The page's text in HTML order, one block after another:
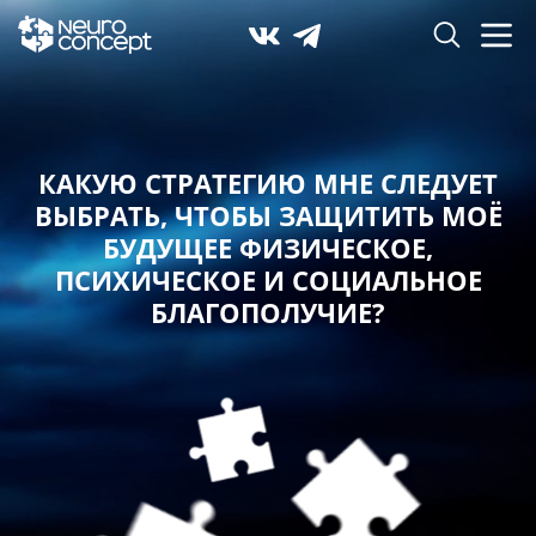
КАКУЮ СТРАТЕГИЮ МНЕ СЛЕДУЕТ
ВЫБРАТЬ,ЧТОБЫ ЗАЩИТИТЬ МОЁ
БУДУЩЕЕ ФИЗИЧЕСКОЕ,
ПСИХИЧЕСКОЕ И СОЦИАЛЬНОЕ
БЛАГОПОЛУЧИЕ?